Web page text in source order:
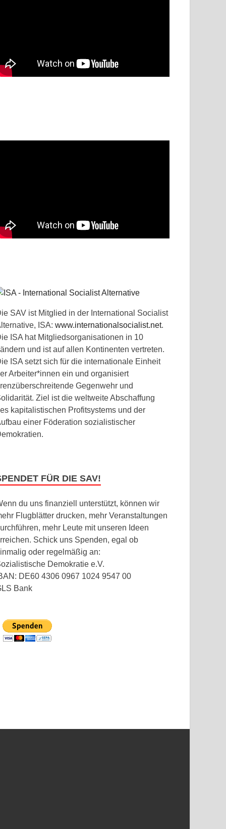
SAV ist Mitglied in der International Socialist
ISA:www.internationalsocialist.net.
ISA hat Mitgliedsorganisationen in 10
und ist auf allen Kontinenten vertreten.
ISA setzt sich für die internationale Einheit
Arbeiter*innen ein und organisiert
Gegenwehr und
Ziel ist die weltweite Abschaffung
kapitalistischen Profitsystems und der
einer Föderation sozialistischer
FÜR DIE SAV!
du uns finanziell unterstützt, können wir
Flugblätter drucken, mehr Veranstaltungen
mehr Leute mit unseren Ideen
Schick uns Spenden, egal ob
oder regelmäßig an:
Demokratie e.V.
DE60 4306 0967 1024 9547 00
Bank